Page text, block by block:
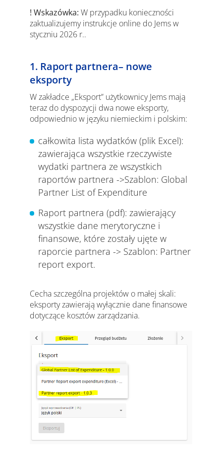
! Wskazówka: W przypadku konieczności
zaktualizujemy instrukcje online do Jems w
styczniu 2026 r..
1. Raport partnera– nowe
eksporty
W zakładce „Eksport” użytkownicy Jems mają
teraz do dyspozycji dwa nowe eksporty,
odpowiednio w języku niemieckim i polskim:
całkowita lista wydatków (plik Excel):
zawierająca wszystkie rzeczywiste
wydatki partnera ze wszystkich
raportów partnera ->Szablon: Global
Partner List of Expenditure
Raport partnera (pdf): zawierający
wszystkie dane merytoryczne i
finansowe, które zostały ujęte w
raporcie partnera -> Szablon: Partner
report export.
Cecha szczególna projektów o małej skali:
eksporty zawierają wyłącznie dane finansowe
dotyczące kosztów zarządzania.